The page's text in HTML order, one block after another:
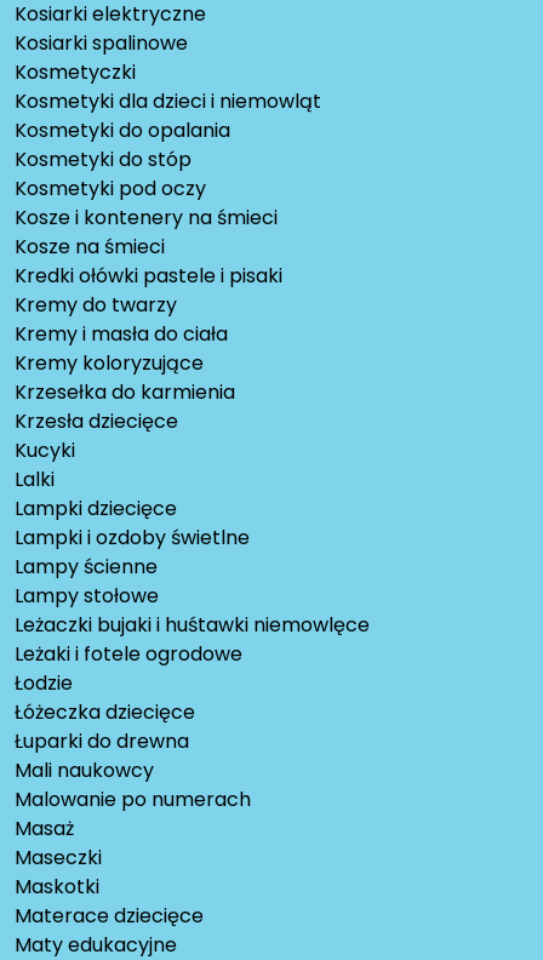
Kosiarki elektryczne
Kosiarki spalinowe
Kosmetyczki
Kosmetyki dla dzieci i niemowląt
Kosmetyki do opalania
Kosmetyki do stóp
Kosmetyki pod oczy
Kosze i kontenery na śmieci
Kosze na śmieci
Kredki ołówki pastele i pisaki
Kremy do twarzy
Kremy i masła do ciała
Kremy koloryzujące
Krzesełka do karmienia
Krzesła dziecięce
Kucyki
Lalki
Lampki dziecięce
Lampki i ozdoby świetlne
Lampy ścienne
Lampy stołowe
Leżaczki bujaki i huśtawki niemowlęce
Leżaki i fotele ogrodowe
Łodzie
Łóżeczka dziecięce
Łuparki do drewna
Mali naukowcy
Malowanie po numerach
Masaż
Maseczki
Maskotki
Materace dziecięce
Maty edukacyjne